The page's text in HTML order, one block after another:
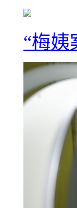
“梅姨